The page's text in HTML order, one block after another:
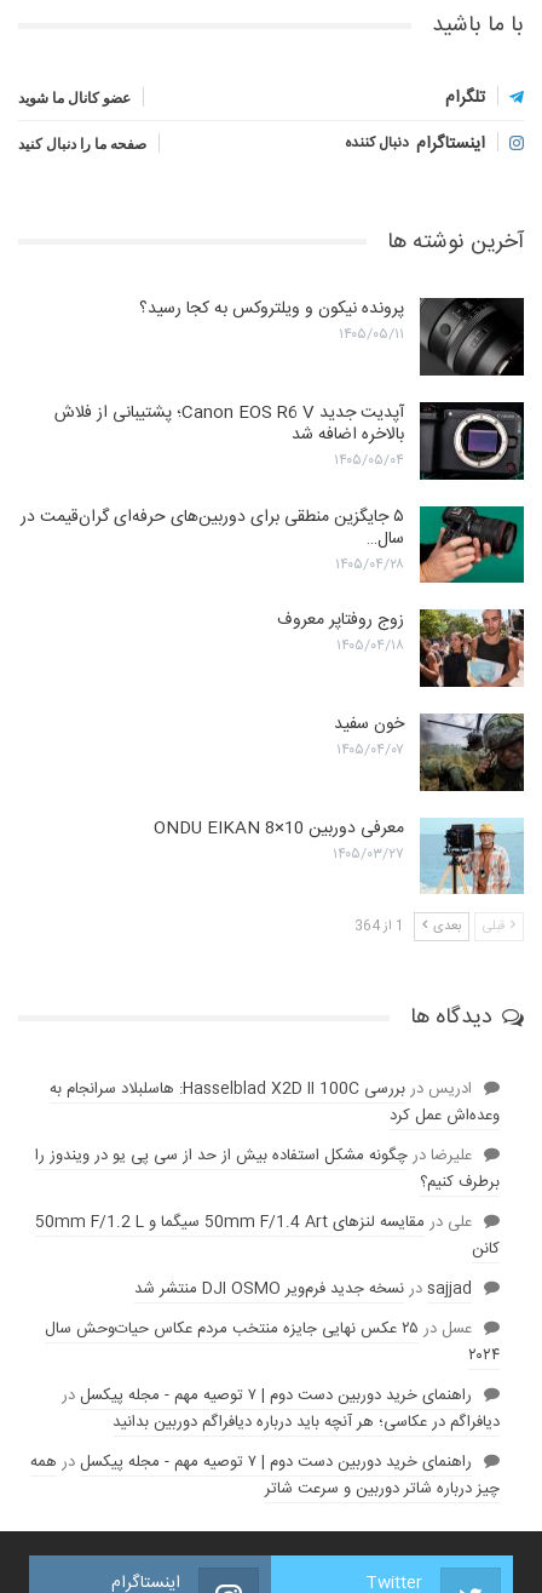
با ما باشید
تلگرام عضو کانال ما شوید
اینستاگرام دنبال کننده صفحه ما را دنبال کنید
آخرین نوشته ها
پرونده نیکون و ویلتروکس به کجا رسید؟
۱۴۰۵/۰۵/۱۱
آپدیت جدید Canon EOS R6 V؛ پشتیبانی از فلاش
بالاخره اضافه شد
۱۴۰۵/۰۵/۰۴
۵ جایگزین منطقی برای دوربین‌های حرفه‌ای گران‌قیمت در
سال…
۱۴۰۵/۰۴/۲۸
زوج روفتاپر معروف
۱۴۰۵/۰۴/۱۸
خون سفید
۱۴۰۵/۰۴/۰۷
معرفی دوربین ONDU EIKAN 8×10
۱۴۰۵/۰۳/۲۷
قبلی بعدی 1 از 364
دیدگاه ها
ادریس در
بررسی Hasselblad X2D II 100C: هاسلبلاد سرانجام به
وعده‌‌اش عمل کرد
عليرضادرچگونه مشکل استفاده بیش از حد از سی پی یو در ویندوز را
برطرف کنیم؟
علی در
مقایسه لنز‌های 50mm F/1.4 Art سیگما و 50mm F/1.2 L
کانن
sajjadدرنسخه جدید فرم‌ویر DJI OSMO منتشر شد
عسل در
۲۵ عکس نهایی جایزه منتخب مردم عکاس حیات‌وحش سال
۲۰۲۴
راهنمای خرید دوربین دست دوم | ۷ توصیه مهم - مجله پیکسل
در
دیافراگم در عکاسی؛ هر آنچه باید درباره دیافراگم دوربین بدانید
راهنمای خرید دوربین دست دوم | ۷ توصیه مهم - مجله پیکسل
در همه
چیز درباره شاتر دوربین و سرعت شاتر
Twitter اینستاگرام